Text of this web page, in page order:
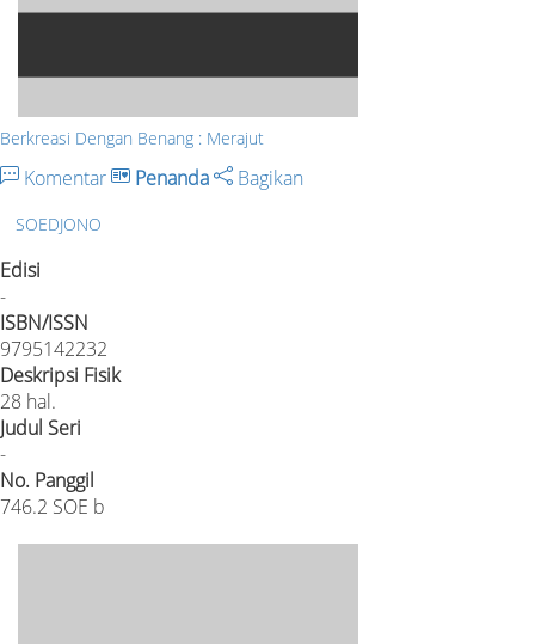
Berkreasi Dengan Benang : Merajut
Komentar Penanda Bagikan
SOEDJONO
Edisi
-
ISBN/ISSN
9795142232
Deskripsi Fisik
28 hal.
Judul Seri
-
No. Panggil
746.2 SOE b